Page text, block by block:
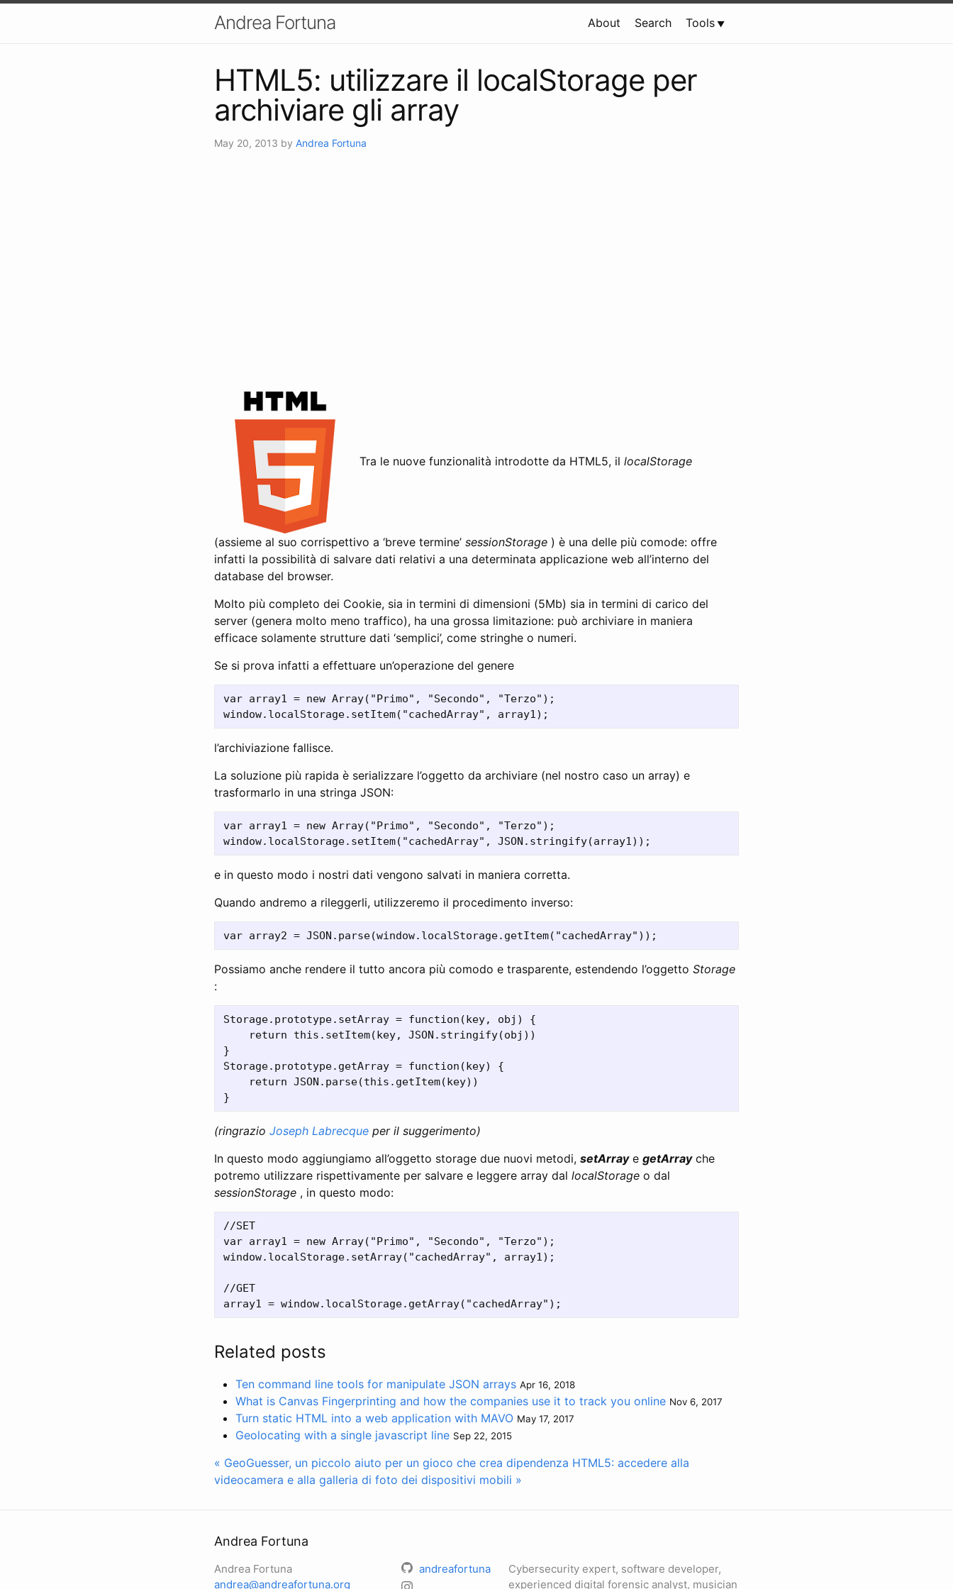
Andrea Fortuna About Search Tools
HTML5: utilizzare il localStorage per
archiviare gli array
May 20, 2013 by Andrea Fortuna
Tra le nuove funzionalità introdotte da HTML5, il localStorage
(assieme al suo corrispettivo a ‘breve termine’ sessionStorage ) è una delle più comode: offre
infatti la possibilità di salvare dati relativi a una determinata applicazione web all’interno del
database del browser.
Molto più completo dei Cookie, sia in termini di dimensioni (5Mb) sia in termini di carico del
server (genera molto meno traffico), ha una grossa limitazione: può archiviare in maniera
efficace solamente strutture dati ‘semplici’, come stringhe o numeri.
Se si prova infatti a effettuare un’operazione del genere
var array1 = new Array("Primo", "Secondo", "Terzo");
l’archiviazione fallisce.
La soluzione più rapida è serializzare l’oggetto da archiviare (nel nostro caso un array) e
trasformarlo in una stringa JSON:
var array1 = new Array("Primo", "Secondo", "Terzo");
e in questo modo i nostri dati vengono salvati in maniera corretta.
Quando andremo a rileggerli, utilizzeremo il procedimento inverso:
Possiamo anche rendere il tutto ancora più comodo e trasparente, estendendo l’oggetto Storage
:
Storage.prototype.setArray = function(key, obj) {
    return this.setItem(key, JSON.stringify(obj))
}
Storage.prototype.getArray = function(key) {
    return JSON.parse(this.getItem(key))
(ringrazio Joseph Labrecque per il suggerimento)
In questo modo aggiungiamo all’oggetto storage due nuovi metodi, setArraye getArrayche
potremo utilizzare rispettivamente per salvare e leggere array dal localStorage o dal
sessionStorage , in questo modo:
//SET
var array1 = new Array("Primo", "Secondo", "Terzo");
window.localStorage.setArray("cachedArray", array1);
//GET
Related posts
Ten command line tools for manipulate JSON arrays Apr 16, 2018
What is Canvas Fingerprinting and how the companies use it to track you online Nov 6, 2017
Turn static HTML into a web application with MAVO May 17, 2017
Geolocating with a single javascript line Sep 22, 2015
« GeoGuesser, un piccolo aiuto per un gioco che crea dipendenza HTML5: accedere alla
videocamera e alla galleria di foto dei dispositivi mobili »
Andrea Fortuna
Andrea Fortuna
andrea@andreafortuna.org
andreafortuna
Cybersecurity expert, software developer,
experienced digital forensic analyst, musician